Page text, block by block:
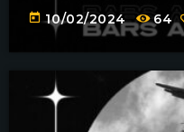
today 10/02/2024 64